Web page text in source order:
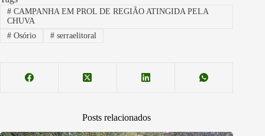
#CAMPANHA EM PROL DE REGIÃO ATINGIDA PELA
CHUVA
#Osório #serraelitoral
Posts relacionados